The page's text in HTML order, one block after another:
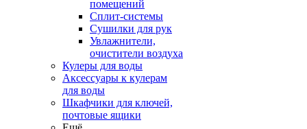
помещений
Сплит-системы
Сушилки для рук
Увлажнители,
очистители воздуха
Кулеры для воды
Аксессуары к кулерам
для воды
Шкафчики для ключей,
почтовые ящики